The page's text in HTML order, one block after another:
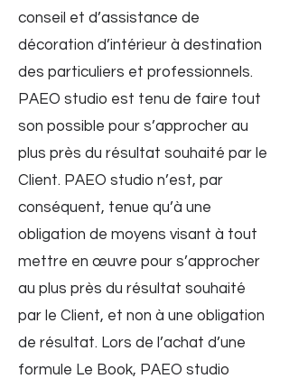
conseil et d’assistance de
décoration d’intérieur à destination
des particuliers et professionnels.
PAEO studio est tenu de faire tout
son possible pour s’approcher au
plus près du résultat souhaité par le
Client. PAEO studio n’est, par
conséquent, tenue qu’à une
obligation de moyens visant à tout
mettre en œuvre pour s’approcher
au plus près du résultat souhaité
par le Client, et non à une obligation
de résultat. Lors de l’achat d’une
formule Le Book, PAEO studio